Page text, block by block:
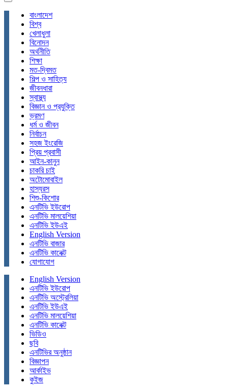
বাংলাদেশ
বিশ্ব
খেলাধুলা
বিনোদন
অর্থনীতি
শিক্ষা
মত-দ্বিমত
শিল্প ও সাহিত্য
জীবনধারা
স্বাস্থ্য
বিজ্ঞান ও প্রযুক্তি
ভ্রমণ
ধর্ম ও জীবন
নির্বাচন
সহজ ইংরেজি
প্রিয় প্রবাসী
আইন-কানুন
চাকরি চাই
অটোমোবাইল
হাস্যরস
শিশু-কিশোর
এনটিভি ইউরোপ
এনটিভি মালয়েশিয়া
এনটিভি ইউএই
English Version
এনটিভি বাজার
এনটিভি কানেক্ট
যোগাযোগ
English Version
এনটিভি ইউরোপ
এনটিভি অস্ট্রেলিয়া
এনটিভি ইউএই
এনটিভি মালয়েশিয়া
এনটিভি কানেক্ট
ভিডিও
ছবি
এনটিভির অনুষ্ঠান
বিজ্ঞাপন
আর্কাইভ
কুইজ